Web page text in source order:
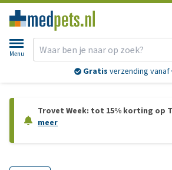
Menu
Gratis verzending vanaf
Trovet Week: tot 15% korting op
meer